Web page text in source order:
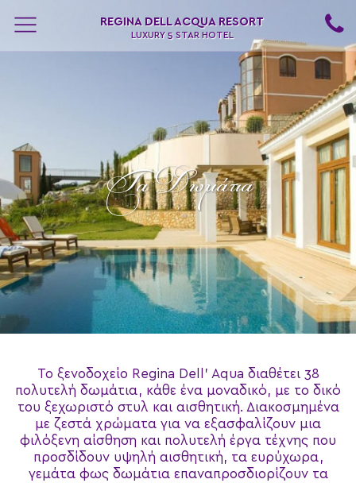
REGINA DELL ACQUA RESORT
LUXURY 5 STAR HOTEL
Τα Δωμάτια
To ξενοδοχείο Regina Dell’ Aqua διαθέτει 38
πολυτελή δωμάτια, κάθε ένα μοναδικό, με το δικό
του ξεχωριστό στυλ και αισθητική. Διακοσμημένα
με ζεστά χρώματα για να εξασφαλίζουν μια
φιλόξενη αίσθηση και πολυτελή έργα τέχνης που
προσδίδουν υψηλή αισθητική, τα ευρύχωρα,
γεμάτα φως δωμάτια επαναπροσδιορίζουν τα